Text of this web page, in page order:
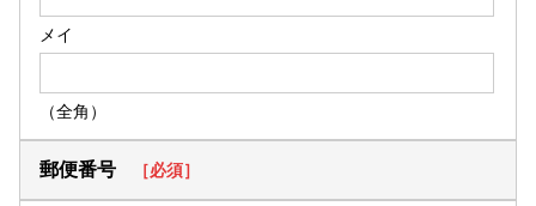
メイ
（全角）
郵便番号 ［必須］